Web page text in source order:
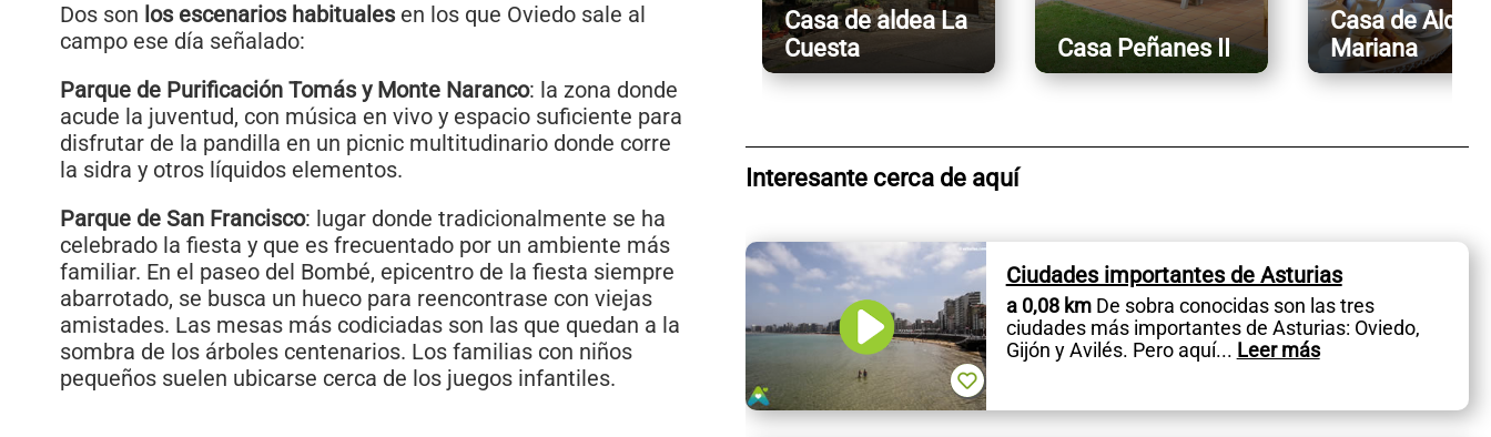
Dos son los escenarios habitualesen los que Oviedo sale al
campo ese día señalado:
Parque de Purificación Tomás y Monte Naranco: la zona donde
acude la juventud, con música en vivo y espacio suficiente para
disfrutar de la pandilla en un picnic multitudinario donde corre
la sidra y otros líquidos elementos.
Parque de San Francisco: lugar donde tradicionalmente se ha
celebrado la fiesta y que es frecuentado por un ambiente más
familiar. En el paseo del Bombé, epicentro de la fiesta siempre
abarrotado, se busca un hueco para reencontrase con viejas
amistades. Las mesas más codiciadas son las que quedan a la
sombra de los árboles centenarios. Los familias con niños
pequeños suelen ubicarse cerca de los juegos infantiles.
Casa de aldea La
Cuesta
Casa Peñanes II
Casa de Aldea
Mariana
Interesante cerca de aquí
Ciudades importantes de Asturias
a 0,08 kmDe sobra conocidas son las tres
ciudades más importantes de Asturias: Oviedo,
Gijón y Avilés. Pero aquí... Leer más